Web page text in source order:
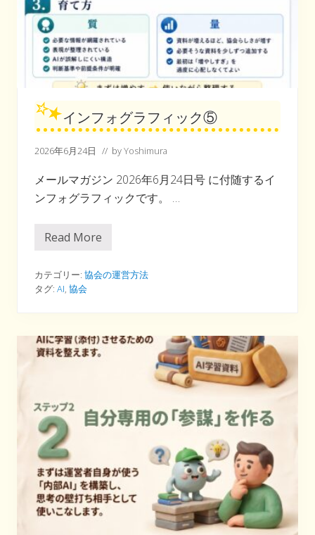
インフォグラフィック⑤
2026年6月24日 // byYoshimura
メールマガジン 2026年6月24日号 に付随するイ
ンフォグラフィックです。 …
イ
ォ
グ
ラ
ク
⑤
Read More
カテゴリー: 協会の運営方法
タグ: AI 協会